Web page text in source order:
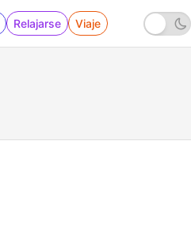
Relajarse Viaje